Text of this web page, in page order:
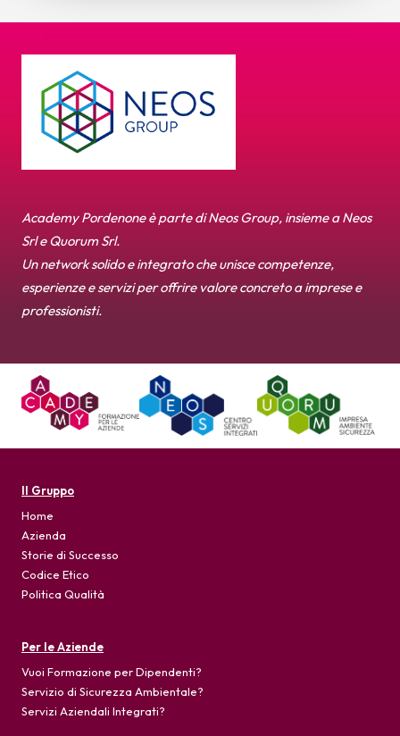
Academy Pordenone è parte di Neos Group, insieme a Neos
Srl e Quorum Srl.
Un network solido e integrato che unisce competenze,
esperienze e servizi per offrire valore concreto a imprese e
professionisti.
Il Gruppo
Home
Azienda
Storie di Successo
Codice Etico
Politica Qualità
Per le Aziende
Vuoi Formazione per Dipendenti?
Servizio di Sicurezza Ambientale?
Servizi Aziendali Integrati?